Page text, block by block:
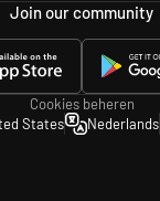
Join our community
Cookies beheren
States
Nederlands